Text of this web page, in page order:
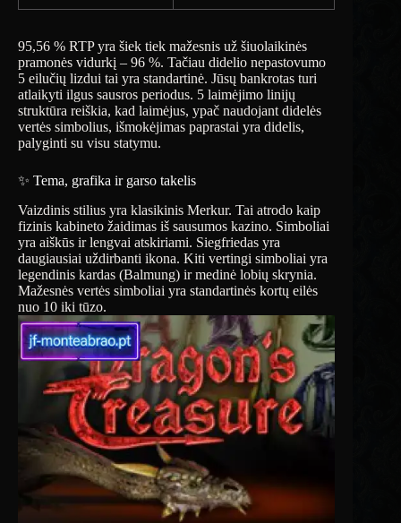
95,56 % RTP yra šiek tiek mažesnis už šiuolaikinės
pramonės vidurkį – 96 %. Tačiau didelio nepastovumo
5 eilučių lizdui tai yra standartinė. Jūsų bankrotas turi
atlaikyti ilgus sausros periodus. 5 laimėjimo linijų
struktūra reiškia, kad laimėjus, ypač naudojant didelės
vertės simbolius, išmokėjimas paprastai yra didelis,
palyginti su visu statymu.
✨ Tema, grafika ir garso takelis
Vaizdinis stilius yra klasikinis Merkur. Tai atrodo kaip
fizinis kabineto žaidimas iš sausumos kazino. Simboliai
yra aiškūs ir lengvai atskiriami. Siegfriedas yra
daugiausiai uždirbanti ikona. Kiti vertingi simboliai yra
legendinis kardas (Balmung) ir medinė lobių skrynia.
Mažesnės vertės simboliai yra standartinės kortų eilės
nuo 10 iki tūzo.